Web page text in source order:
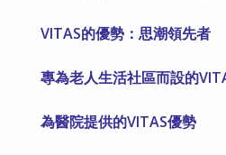
VITAS的優勢：思潮領先者
專為老人生活社區而設的
為醫院提供的VITAS優勢